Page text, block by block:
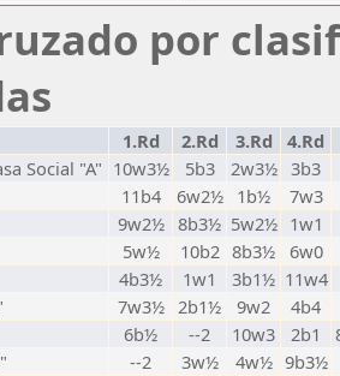
por
1.Rd 2.Rd 3.Rd
4.Rd
Social "A" 10w3½ 5b3 2w3½ 3b3
11b4 6w2½ 1b½
7w3
9w2½ 8b3½ 5w2½ 1w1
5w½ 10b2 8b3½ 6w0
4b3½ 1w1 3b1½ 11w4
7w3½ 2b1½ 9w2
4b4
6b½ --2 10w3 2b1
--2 3w½ 4w½ 9b3½